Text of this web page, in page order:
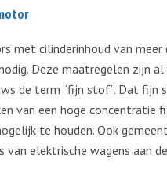
met cilinderinhoud van
Deze maatregelen zijn al
de term “fijn stof”. Dat
van een hoge
te houden. Ook
elektrische wagens aan